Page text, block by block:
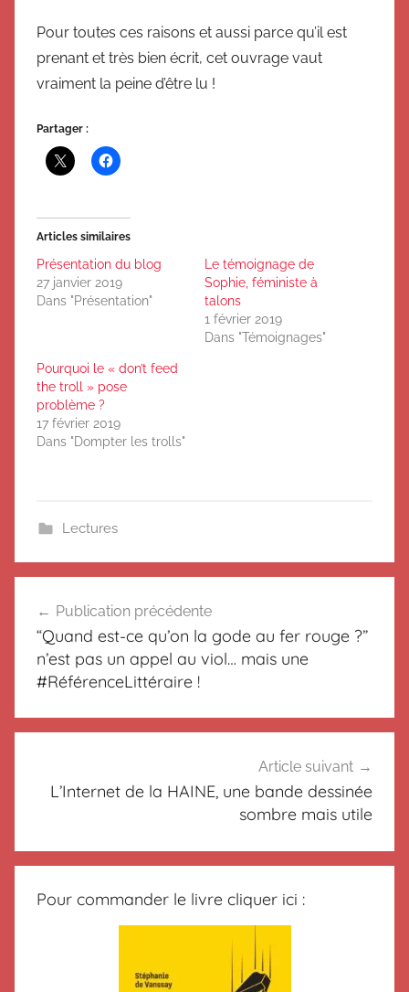
Pour toutes ces raisons et aussi parce qu’il est
prenant et très bien écrit, cet ouvrage vaut
vraiment la peine d’être lu !
Partager :
Articles similaires
Présentation du blog
27 janvier 2019
Dans "Présentation"
Le témoignage de
Sophie, féministe à
talons
1 février 2019
Dans "Témoignages"
Pourquoi le « don’t feed
the troll » pose
problème ?
17 février 2019
Dans "Dompter les trolls"
Lectures
de
l’article
Publication précédente
“Quand est-ce qu’on la gode au fer rouge ?”
n’est pas un appel au viol… mais une
#RéférenceLittéraire !
Article suivant
L’Internet de la HAINE, une bande dessinée
sombre mais utile
Pour commander le livre cliquer ici :